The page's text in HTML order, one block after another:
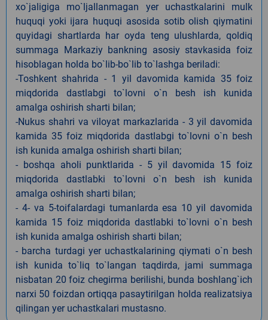
xo`jaligiga mo`ljallanmagan yer uchastkalarini mulk
huquqi yoki ijara huquqi asosida sotib olish qiymatini
quyidagi shartlarda har oyda teng ulushlarda, qoldiq
summaga Markaziy bankning asosiy stavkasida foiz
hisoblagan holda bo`lib-bo`lib to`lashga beriladi:
-Toshkent shahrida - 1 yil davomida kamida 35 foiz
miqdorida dastlabgi to`lovni o`n besh ish kunida
amalga oshirish sharti bilan;
-Nukus shahri va viloyat markazlarida - 3 yil davomida
kamida 35 foiz miqdorida dastlabgi to`lovni o`n besh
ish kunida amalga oshirish sharti bilan;
- boshqa aholi punktlarida - 5 yil davomida 15 foiz
miqdorida dastlabki to`lovni o`n besh ish kunida
amalga oshirish sharti bilan;
- 4- va 5-toifalardagi tumanlarda esa 10 yil davomida
kamida 15 foiz miqdorida dastlabki to`lovni o`n besh
ish kunida amalga oshirish sharti bilan;
- barcha turdagi yer uchastkalarining qiymati o`n besh
ish kunida to`liq to`langan taqdirda, jami summaga
nisbatan 20 foiz chegirma berilishi, bunda boshlang`ich
narxi 50 foizdan ortiqqa pasaytirilgan holda realizatsiya
qilingan yer uchastkalari mustasno.